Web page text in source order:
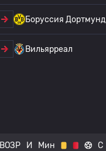
Боруссия Дортмунд
Вильярреал
ВОЗР И Мин С